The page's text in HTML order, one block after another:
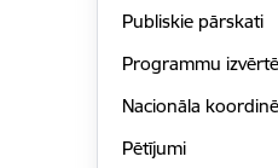
Publiskie pārskati
Programmu
Nacionāla
Pētījumi